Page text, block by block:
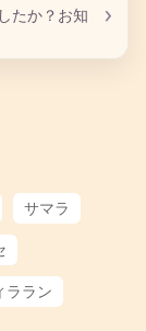
たか？お知
›
サマラ
ララン